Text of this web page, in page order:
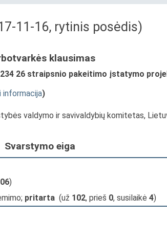
11-16, rytinis posėdis)
klausimas
26 straipsnio pakeitimo įstatymo
informacija)
valdymo ir savivaldybių komitetas,
Svarstymo eiga
)
pritarta (už 102, prieš 0, susilaikė 4)